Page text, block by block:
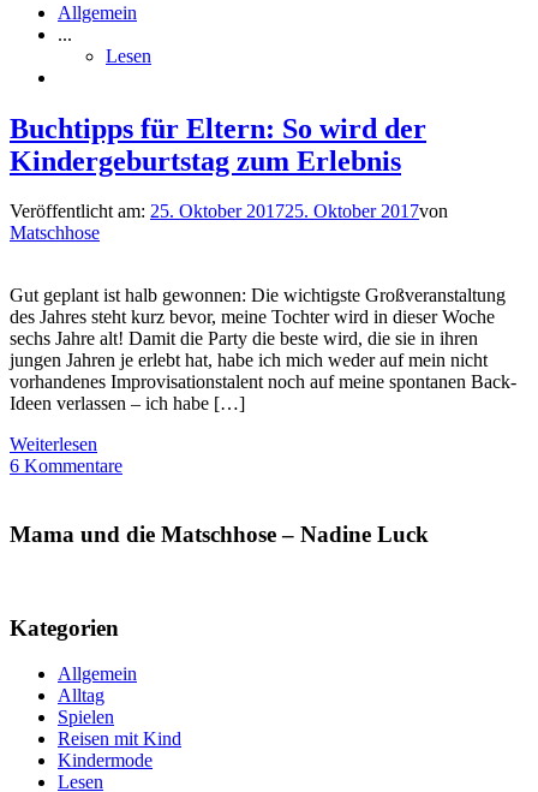
Allgemein
...
Lesen
Buchtipps für Eltern: So wird der
Kindergeburtstag zum Erlebnis
Veröffentlicht am: 25. Oktober 201725. Oktober 2017von
Matschhose
Gut geplant ist halb gewonnen: Die wichtigste Großveranstaltung
des Jahres steht kurz bevor, meine Tochter wird in dieser Woche
sechs Jahre alt! Damit die Party die beste wird, die sie in ihren
jungen Jahren je erlebt hat, habe ich mich weder auf mein nicht
vorhandenes Improvisationstalent noch auf meine spontanen Back-
Ideen verlassen – ich habe […]
Weiterlesen
6 Kommentare
Mama und die Matschhose – Nadine Luck
Kategorien
Allgemein
Alltag
Spielen
Reisen mit Kind
Kindermode
Lesen